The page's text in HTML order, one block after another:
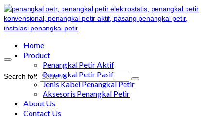
Search for:
Home
Product
Penangkal Petir Aktif
Penangkal Petir Pasif
Jenis Kabel Penangkal Petir
Aksesoris Penangkal Petir
About Us
Contact Us